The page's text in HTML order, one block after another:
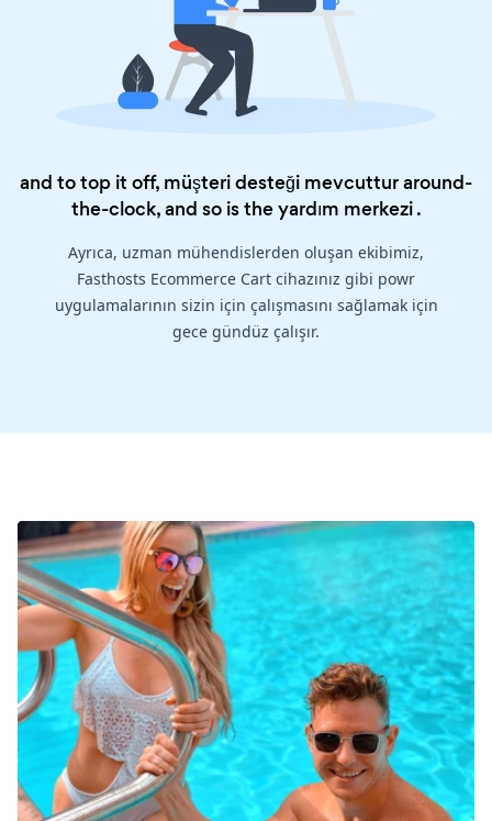
and to top it off, müşteri desteği mevcuttur around-
the-clock, and so is theyardım merkezi.
Ayrıca, uzman mühendislerden oluşan ekibimiz,
Fasthosts Ecommerce Cart cihazınız gibi powr
uygulamalarının sizin için çalışmasını sağlamak için
gece gündüz çalışır.